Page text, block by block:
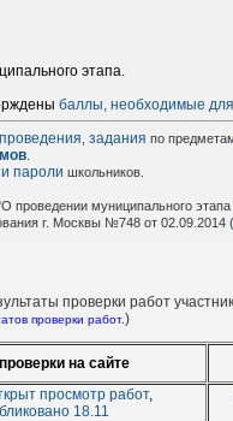
этапа.
баллы, необходимые
задания по
пароли школьников.
проведении муниципального этапа
г. Москвы №748 от 02.09.2014 (
проверки работ
проверки работ.)
на сайте
просмотр работ,
18.11